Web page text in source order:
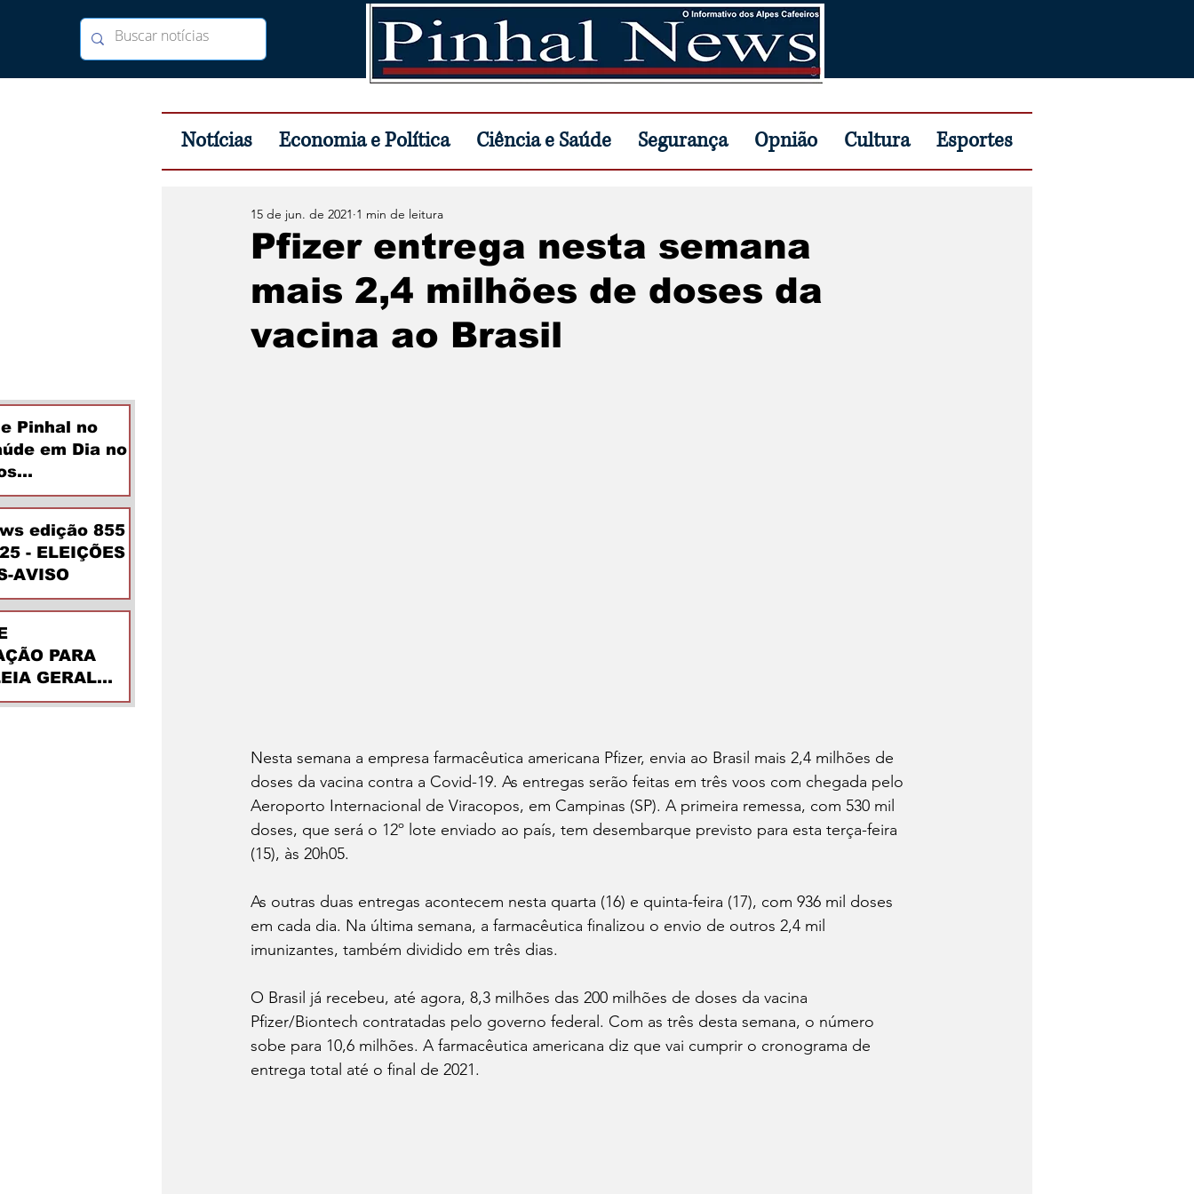
Notícias Economia e Política Ciência e Saúde Segurança Opnião Cultura Esportes
Pinhal no
em Dia no
edição 855
- ELEIÇÕES
AVISO
PARA
GERAL
Pfizer entrega nesta semana
mais 2,4 milhões de doses da
vacina ao Brasil
15 de jun. de 2021 1 min de leitura
Nesta semana a empresa farmacêutica americana Pfizer, envia ao Brasil mais 2,4 milhões de
doses da vacina contra a Covid-19. As entregas serão feitas em três voos com chegada pelo
Aeroporto Internacional de Viracopos, em Campinas (SP). A primeira remessa, com 530 mil
doses, que será o 12º lote enviado ao país, tem desembarque previsto para esta terça-feira
(15), às 20h05.
As outras duas entregas acontecem nesta quarta (16) e quinta-feira (17), com 936 mil doses
em cada dia. Na última semana, a farmacêutica finalizou o envio de outros 2,4 mil
imunizantes, também dividido em três dias.
O Brasil já recebeu, até agora, 8,3 milhões das 200 milhões de doses da vacina
Pfizer/Biontech contratadas pelo governo federal. Com as três desta semana, o número
sobe para 10,6 milhões. A farmacêutica americana diz que vai cumprir o cronograma de
entrega total até o final de 2021.